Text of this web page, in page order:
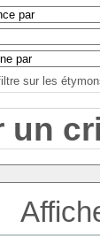
sur les
un